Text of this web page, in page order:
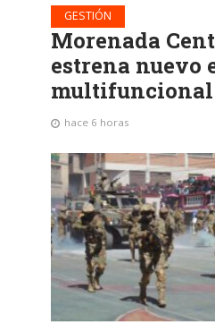
GESTIÓN
Morenada
estrena nuevo
multifuncional
hace 6 horas